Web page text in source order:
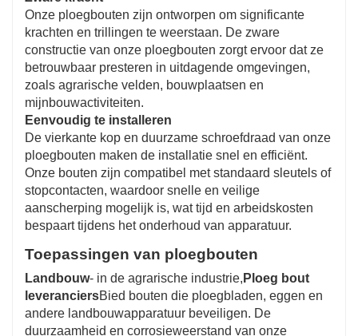
Onze ploegbouten zijn ontworpen om significante
krachten en trillingen te weerstaan. De zware
constructie van onze ploegbouten zorgt ervoor dat ze
betrouwbaar presteren in uitdagende omgevingen,
zoals agrarische velden, bouwplaatsen en
mijnbouwactiviteiten.
Eenvoudig te installeren
De vierkante kop en duurzame schroefdraad van onze
ploegbouten maken de installatie snel en efficiënt.
Onze bouten zijn compatibel met standaard sleutels of
stopcontacten, waardoor snelle en veilige
aanscherping mogelijk is, wat tijd en arbeidskosten
bespaart tijdens het onderhoud van apparatuur.
Toepassingen van ploegbouten
Landbouw- in de agrarische industrie, Ploeg bout
leveranciersBied bouten die ploegbladen, eggen en
andere landbouwapparatuur beveiligen. De
duurzaamheid en corrosieweerstand van onze